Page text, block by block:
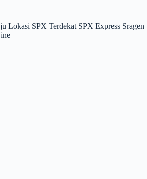
Lokasi SPX Terdekat SPX Express Sragen